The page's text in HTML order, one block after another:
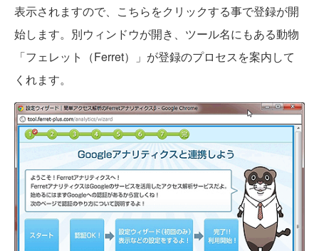
表示されますので、こちらをクリックする事で登録が開
始します。別ウィンドウが開き、ツール名にもある動物
「フェレット（Ferret）」が登録のプロセスを案内して
くれます。